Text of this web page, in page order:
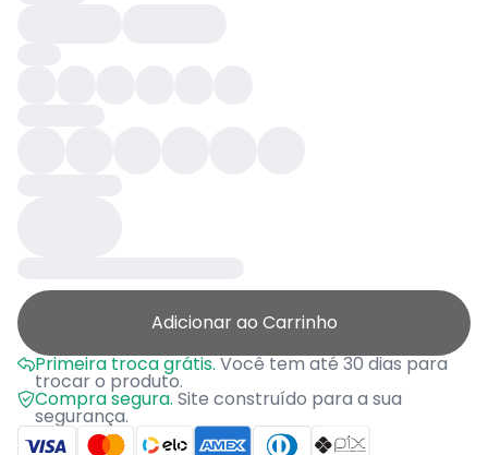
Adicionar ao Carrinho
Primeira troca grátis.Você tem até 30 dias para
trocar o produto.
Compra segura. Site construído para a sua
segurança.